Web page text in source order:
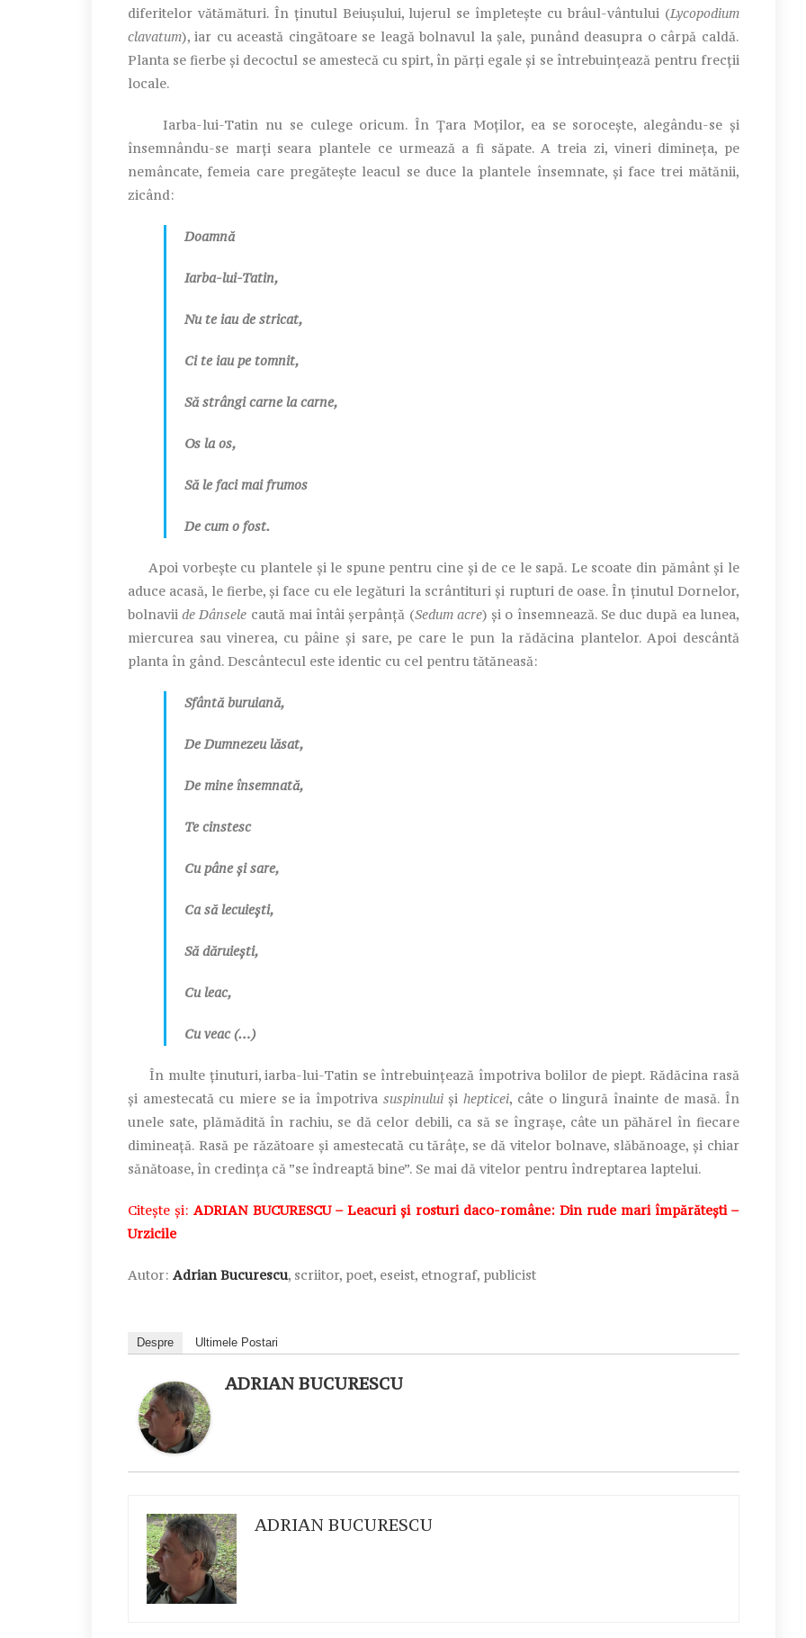
diferitelor vătămături. În ținutul Beiușului, lujerul se împletește cu brâul-vântului (Lycopodium
clavatum), iar cu această cingătoare se leagă bolnavul la șale, punând deasupra o cârpă caldă.
Planta se fierbe și decoctul se amestecă cu spirt, în părți egale și se întrebuințează pentru frecții
locale.
Iarba-lui-Tatin nu se culege oricum. În Țara Moților, ea se sorocește, alegându-se și
însemnându-se marți seara plantele ce urmează a fi săpate. A treia zi, vineri dimineța, pe
nemâncate, femeia care pregătește leacul se duce la plantele însemnate, și face trei mătănii,
zicând:
Doamnă
Iarba-lui-Tatin,
Nu te iau de stricat,
Ci te iau pe tomnit,
Să strângi carne la carne,
Os la os,
Să le faci mai frumos
De cum o fost.
Apoi vorbește cu plantele și le spune pentru cine și de ce le sapă. Le scoate din pământ și le
aduce acasă, le fierbe, și face cu ele legături la scrântituri și rupturi de oase. În ținutul Dornelor,
bolnaviide Dânsele caută mai întâi șerpânță (Sedum acre) și o însemnează. Se duc după ea lunea,
miercurea sau vinerea, cu pâine și sare, pe care le pun la rădăcina plantelor. Apoi descântă
planta în gând. Descântecul este identic cu cel pentru tătăneasă:
Sfântă buruiană,
De Dumnezeu lăsat,
De mine însemnată,
Te cinstesc
Cu pâne și sare,
Ca să lecuiești,
Să dăruiești,
Cu leac,
Cu veac (…)
În multe ținuturi, iarba-lui-Tatin se întrebuințează împotriva bolilor de piept. Rădăcina rasă
și amestecată cu miere se ia împotriva suspinuluișihepticei, câte o lingură înainte de masă. În
unele sate, plămădită în rachiu, se dă celor debili, ca să se îngrașe, câte un păhărel în fiecare
dimineață. Rasă pe răzătoare și amestecată cu tărâțe, se dă vitelor bolnave, slăbănoage, și chiar
sănătoase, în credința că ”se îndreaptă bine”. Se mai dă vitelor pentru îndreptarea laptelui.
Citește și:ADRIAN BUCURESCU – Leacuri și rosturi daco-române: Din rude mari împărătești –
Urzicile
Autor: Adrian Bucurescu, scriitor, poet, eseist, etnograf, publicist
Despre Ultimele Postari
ADRIAN BUCURESCU
ADRIAN BUCURESCU